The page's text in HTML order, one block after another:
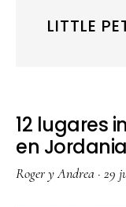
LITTLE
12 lugares
en Jordania
Roger y Andrea · 29